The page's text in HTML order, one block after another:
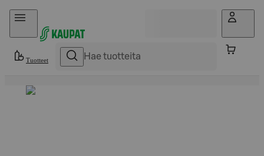
Hyppää sisältöön
Tuotteet